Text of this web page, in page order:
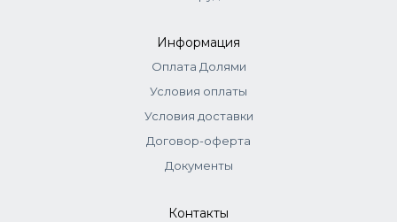
Информация
Оплата Долями
Условия оплаты
Условия доставки
Договор-оферта
Документы
Контакты